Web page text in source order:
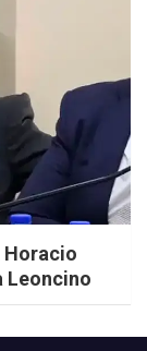
Horacio
Leoncino